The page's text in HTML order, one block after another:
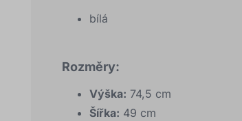
bílá
Rozměry:
Výška: 74,5 cm
Šířka: 49 cm